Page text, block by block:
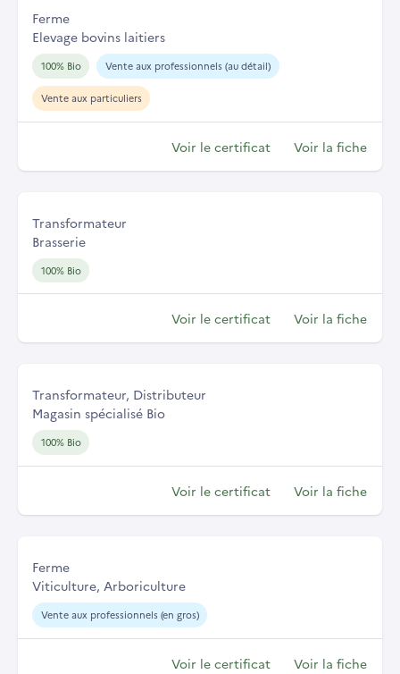
Ferme
Elevage bovins laitiers
100% Bio Vente aux professionnels (au détail)
Vente aux particuliers
Voir le certificat Voir la fiche
Transformateur
Brasserie
100% Bio
Voir le certificat Voir la fiche
Transformateur, Distributeur
Magasin spécialisé Bio
100% Bio
Voir le certificat Voir la fiche
Ferme
Viticulture, Arboriculture
Vente aux professionnels (en gros)
Voir le certificat Voir la fiche